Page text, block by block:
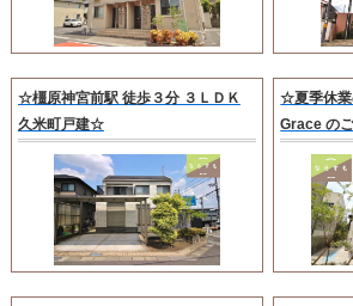
☆橿原神宮前駅 徒歩３分 ３ＬＤＫ
久米町戸建☆
☆夏季休業
Grace の